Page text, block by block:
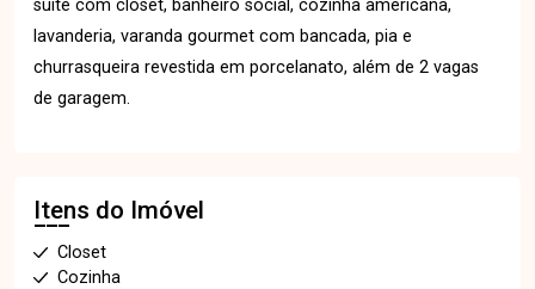
suíte com closet, banheiro social, cozinha americana,
lavanderia, varanda gourmet com bancada, pia e
churrasqueira revestida em porcelanato, além de 2 vagas
de garagem.
Itens do Imóvel
Closet
Cozinha